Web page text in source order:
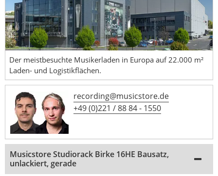
Der meistbesuchte Musikerladen in Europa auf 22.000 m²
Laden- und Logistikflächen.
recording@musicstore.de
+49 (0)221 / 88 84 - 1550
Musicstore Studiorack Birke 16HE Bausatz,
unlackiert, gerade